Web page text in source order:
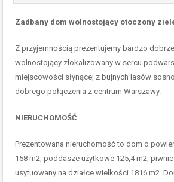
Zadbany dom wolnostojący otoczony
Z przyjemnością prezentujemy bardzo
wolnostojący zlokalizowany w sercu
miejscowości słynącej z bujnych lasów
dobrego połączenia z centrum Warszawy.
NIERUCHOMOŚĆ
Prezentowana nieruchomość to dom o
158 m2, poddasze użytkowe 125,4 m2,
usytuowany na działce wielkości 1816 m2.